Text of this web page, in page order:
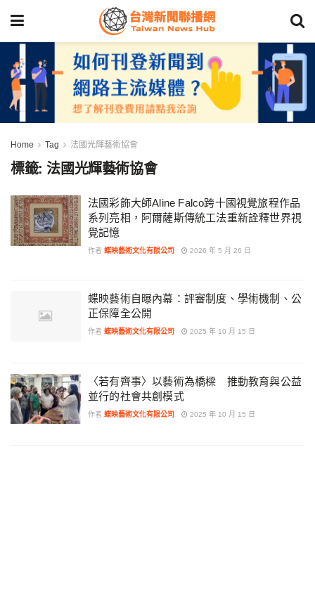
Home Tag 法國光輝藝術協會
標籤: 法國光輝藝術協會
法國彩飾大師Aline Falco跨十國視覺旅程作品
系列亮相，阿爾薩斯傳統工法重新詮釋世界視
覺記憶
作者 蝶映藝術文化有限公司 2026 年 5 月 26 日
蝶映藝術自曝內幕：評審制度、學術機制、公
正保障全公開
作者 蝶映藝術文化有限公司 2025 年 10 月 15 日
〈若有齊事〉以藝術為橋樑 推動教育與公益
並行的社會共創模式
作者 蝶映藝術文化有限公司 2025 年 10 月 15 日